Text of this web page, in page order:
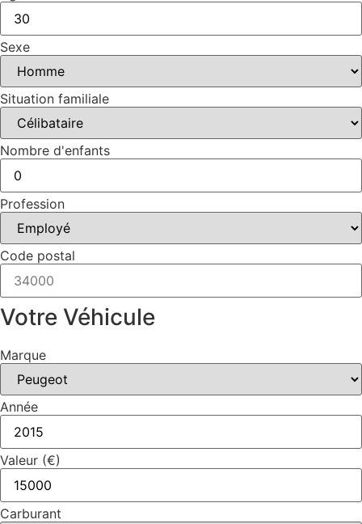
Sexe
Situation familiale
Nombre d'enfants
Profession
Code postal
Votre Véhicule
Marque
Année
Valeur (€)
Carburant